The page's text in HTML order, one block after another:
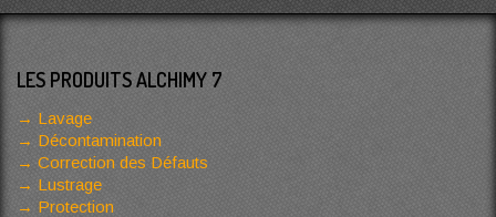
LES PRODUITS ALCHIMY 7
Lavage
Décontamination
Correction des Défauts
Lustrage
Protection